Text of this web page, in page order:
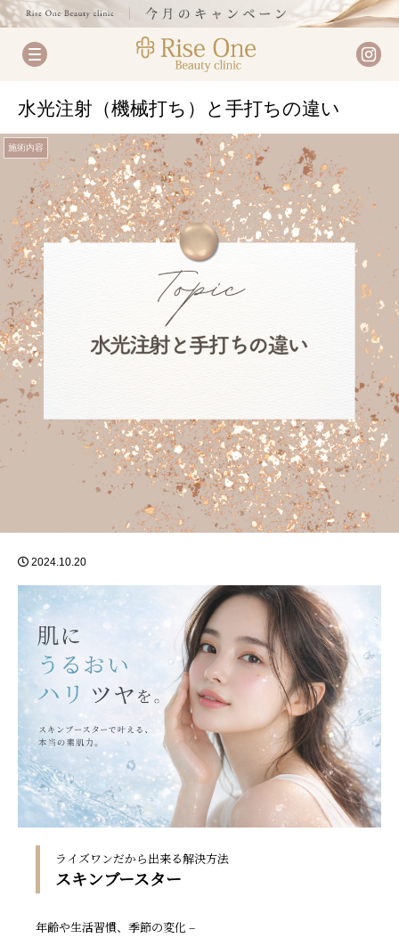
水光注射（機械打ち）と手打ちの違い
施術内容
2024.10.20
ライズワンだから出来る解決方法
スキンブースター
年齢や生活習慣、季節の変化 –